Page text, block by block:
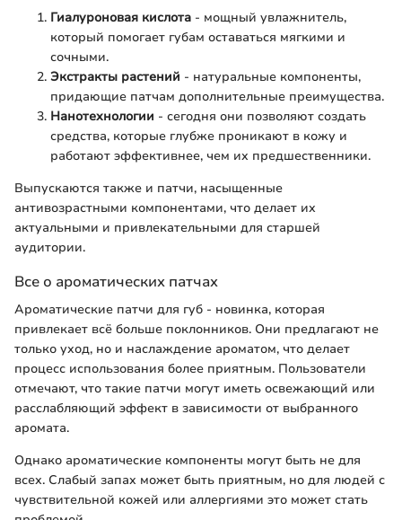
Гиалуроновая кислота - мощный увлажнитель,
который помогает губам оставаться мягкими и
сочными.
Экстракты растений - натуральные компоненты,
придающие патчам дополнительные преимущества.
Нанотехнологии - сегодня они позволяют создать
средства, которые глубже проникают в кожу и
работают эффективнее, чем их предшественники.
Выпускаются также и патчи, насыщенные
антивозрастными компонентами, что делает их
актуальными и привлекательными для старшей
аудитории.
Все о ароматических патчах
Ароматические патчи для губ - новинка, которая
привлекает всё больше поклонников. Они предлагают не
только уход, но и наслаждение ароматом, что делает
процесс использования более приятным. Пользователи
отмечают, что такие патчи могут иметь освежающий или
расслабляющий эффект в зависимости от выбранного
аромата.
Однако ароматические компоненты могут быть не для
всех. Слабый запах может быть приятным, но для людей с
чувствительной кожей или аллергиями это может стать